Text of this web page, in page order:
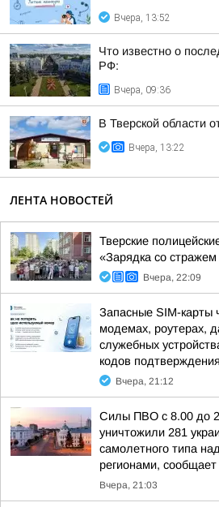
Вчера, 13:52
Что известно о
РФ:
Вчера, 09:36
В Тверской области
Вчера, 13:22
ЛЕНТА НОВОСТЕЙ
Тверские
«Зарядка со стражем
Вчера, 22:09
Запасные SIM-карты
модемах, роутерах,
служебных
кодов подтверждения
Вчера, 21:12
Силы ПВО с 8.00 до
уничтожили 281
самолетного типа
регионами,
Вчера, 21:03